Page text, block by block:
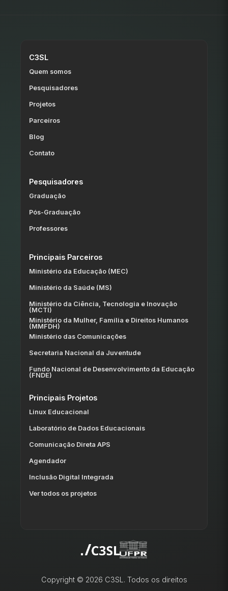
C3SL
Quem somos
Pesquisadores
Projetos
Parceiros
Blog
Contato
Pesquisadores
Graduação
Pós-Graduação
Professores
Principais Parceiros
Ministério da Educação (MEC)
Ministério da Saúde (MS)
Ministério da Ciência, Tecnologia e Inovação
(MCTI)
Ministério da Mulher, Família e Direitos Humanos
(MMFDH)
Ministério das Comunicações
Secretaria Nacional da Juventude
Fundo Nacional de Desenvolvimento da Educação
(FNDE)
Principais Projetos
Linux Educacional
Laboratório de Dados Educacionais
Comunicação Direta APS
Agendador
Inclusão Digital Integrada
Ver todos os projetos
Copyright © 2026 C3SL. Todos os direitos